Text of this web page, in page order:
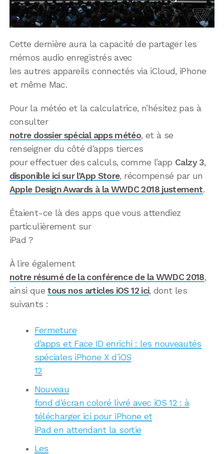
Cette dernière aura la capacité de partager les
mémos audio enregistrés avec
les autres appareils connectés via iCloud, iPhone
et même Mac.
Pour la météo et la calculatrice, n’hésitez pas à
consulter
notre dossier spécial apps météo, et à se
renseigner du côté d’apps tierces
pour effectuer des calculs, comme l’app Calzy 3,
disponible ici sur l’App Store, récompensé par un
Apple Design Awards à la WWDC 2018 justement.
Étaient-ce là des apps que vous attendiez
particulièrement sur
iPad ?
À lire également
notre résumé de la conférence de la WWDC 2018,
ainsi quetous nos articles iOS 12 ici, dont les
suivants :
Fermeture
d’apps et Face ID enrichi : les nouveautés
spéciales iPhone X d’iOS
12
Nouveau
fond d’écran coloré livré avec iOS 12 : à
télécharger ici pour iPhone et
iPad en attendant la sortie
Les